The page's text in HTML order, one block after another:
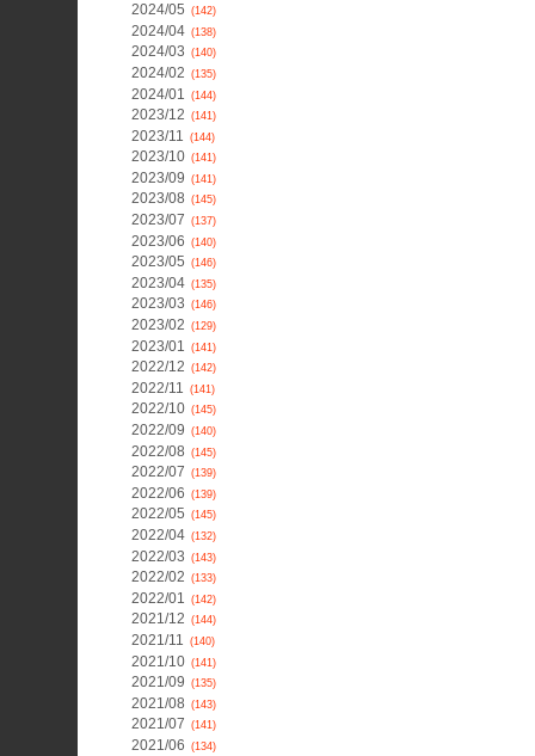
2024/05 (142)
2024/04 (138)
2024/03 (140)
2024/02 (135)
2024/01 (144)
2023/12 (141)
2023/11 (144)
2023/10 (141)
2023/09 (141)
2023/08 (145)
2023/07 (137)
2023/06 (140)
2023/05 (146)
2023/04 (135)
2023/03 (146)
2023/02 (129)
2023/01 (141)
2022/12 (142)
2022/11 (141)
2022/10 (145)
2022/09 (140)
2022/08 (145)
2022/07 (139)
2022/06 (139)
2022/05 (145)
2022/04 (132)
2022/03 (143)
2022/02 (133)
2022/01 (142)
2021/12 (144)
2021/11 (140)
2021/10 (141)
2021/09 (135)
2021/08 (143)
2021/07 (141)
2021/06 (134)